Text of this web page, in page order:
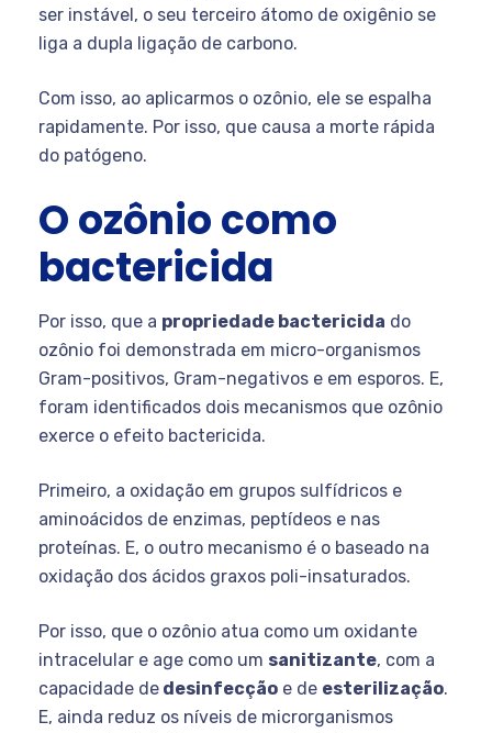
ser instável, o seu terceiro átomo de oxigênio se
liga a dupla ligação de carbono.
Com isso, ao aplicarmos o ozônio, ele se espalha
rapidamente. Por isso, que causa a morte rápida
do patógeno.
O ozônio como
bactericida
Por isso, que a propriedade bactericida do
ozônio foi demonstrada em micro-organismos
Gram-positivos, Gram-negativos e em esporos. E,
foram identificados dois mecanismos que ozônio
exerce o efeito bactericida.
Primeiro, a oxidação em grupos sulfídricos e
aminoácidos de enzimas, peptídeos e nas
proteínas. E, o outro mecanismo é o baseado na
oxidação dos ácidos graxos poli-insaturados.
Por isso, que o ozônio atua como um oxidante
intracelular e age como um sanitizante, com a
capacidade de desinfecção e de esterilização.
E, ainda reduz os níveis de microrganismos